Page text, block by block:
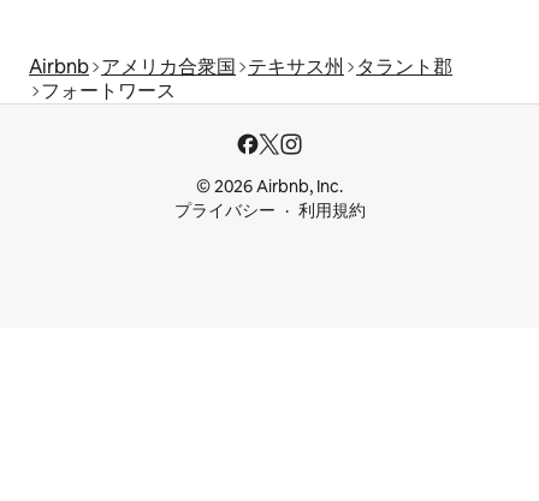
Airbnb アメリカ合衆国 テキサス州
タラント郡
フォートワース
© 2026 Airbnb, Inc.
プライバシー
利用規約